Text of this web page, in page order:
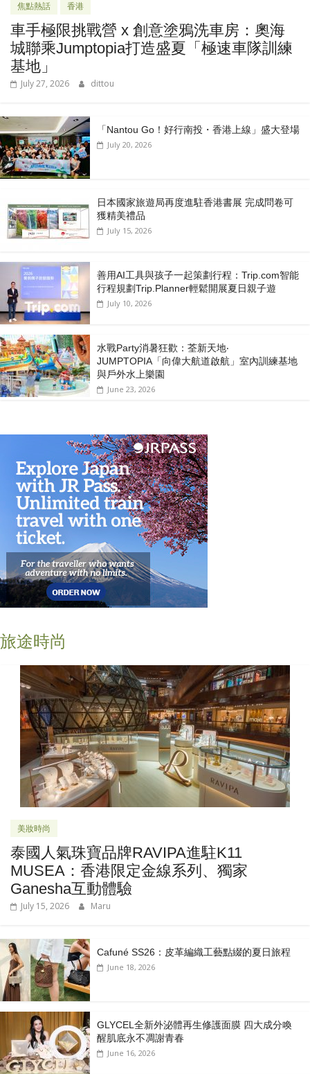
焦點熱話 香港
車手極限挑戰營 x 創意塗鴉洗車房：奧海
城聯乘Jumptopia打造盛夏「極速車隊訓練
基地」
July 27, 2026 dittou
「Nantou Go！好行南投・香港上線」盛大登場
July 20, 2026
日本國家旅遊局再度進駐香港書展 完成問卷可
獲精美禮品
July 15, 2026
善用AI工具與孩子一起策劃行程：Trip.com智能
行程規劃Trip.Planner輕鬆開展夏日親子遊
July 10, 2026
水戰Party消暑狂歡：荃新天地‧
JUMPTOPIA「向偉大航道啟航」室內訓練基地
與戶外水上樂園
June 23, 2026
旅途時尚
美妝時尚
泰國人氣珠寶品牌RAVIPA進駐K11
MUSEA：香港限定金線系列、獨家
Ganesha互動體驗
July 15, 2026 Maru
Cafuné SS26：皮革編織工藝點綴的夏日旅程
June 18, 2026
GLYCEL全新外泌體再生修護面膜 四大成分喚
醒肌底永不凋謝青春
June 16, 2026